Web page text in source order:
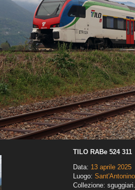
TILO RABe 524 311
Data: 13 aprile 2025
Luogo: Sant'Antonino
Collezione: